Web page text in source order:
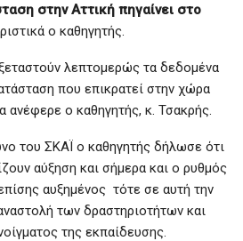
στην Αττική πηγαίνει στο
ο καθηγητής.
λεπτομερώς τα δεδομένα
που επικρατεί στην χώρα
ανέφερε ο καθηγητής, κ. Τσακρής.
του ΣΚΑΪ ο καθηγητής δήλωσε ότι
αύξηση και σήμερα και ο ρυθμός
αυξημένος τότε σε αυτή την
των δραστηριοτήτων και
της εκπαίδευσης.